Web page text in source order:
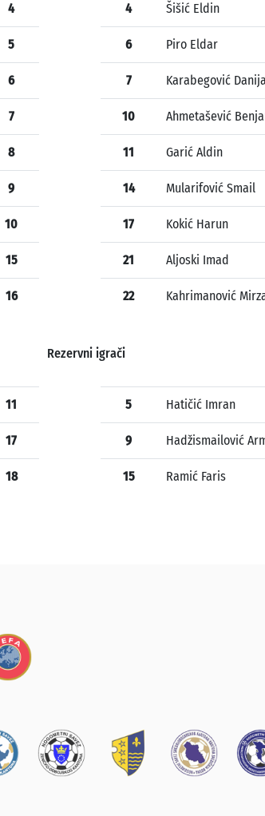
4
5
6
7
8
9
10
15
16
4 Šišić Eldin
6 Piro Eldar
7 Karabegović
10 Ahmetašević
11 Garić Aldin
14 Mularifović Smail
17 Kokić Harun
21 Aljoski Imad
22 Kahrimanović
Rezervni igrači
11
17
18
5 Hatičić Imran
9 Hadžismailović
15 Ramić Faris